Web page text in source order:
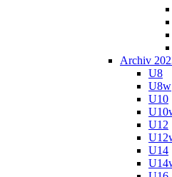
Archiv
U8
U8w
U10
U12
U14